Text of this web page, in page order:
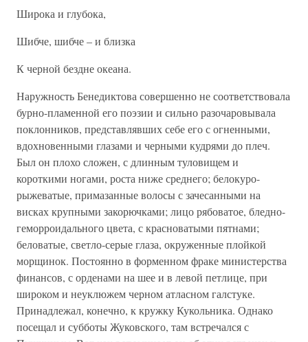
Широка и глубока,
Шибче, шибче – и близка
К черной бездне океана.
Наружность Бенедиктова совершенно не соответствовала
бурно-пламенной его поэзии и сильно разочаровывала
поклонников, представлявших себе его с огненными,
вдохновенными глазами и черными кудрями до плеч.
Был он плохо сложен, с длинным туловищем и
короткими ногами, роста ниже среднего; белокуро-
рыжеватые, примазанные волосы с зачесанными на
висках крупными закорючками; лицо рябоватое, бледно-
геморроидального цвета, с красноватыми пятнами;
беловатые, светло-серые глаза, окруженные плойкой
морщинок. Постоянно в форменном фраке министерства
финансов, с орденами на шее и в левой петлице, при
широком и неуклюжем черном атласном галстуке.
Принадлежал, конечно, к кружку Кукольника. Однако
посещал и субботы Жуковского, там встречался с